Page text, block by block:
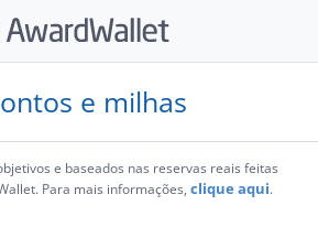
e milhas
e baseados nas reservas reais feitas
Para mais informações, clique aqui.